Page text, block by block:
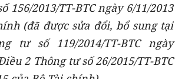
156/2013/TT-BTC ngày 6/11/2013
(đã được sửa đổi, bổ sung tại
tư số 119/2014/TT-BTC ngày
2 Thông tư số 26/2015/TT-BTC